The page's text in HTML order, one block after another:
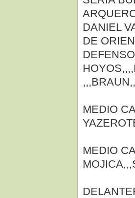
DANIEL
DE
MEDIO
MEDIO